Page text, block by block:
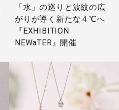
「水」の巡りと波紋の広
がりが導く新たな４℃へ
『EXHIBITION
NEWaTER』開催